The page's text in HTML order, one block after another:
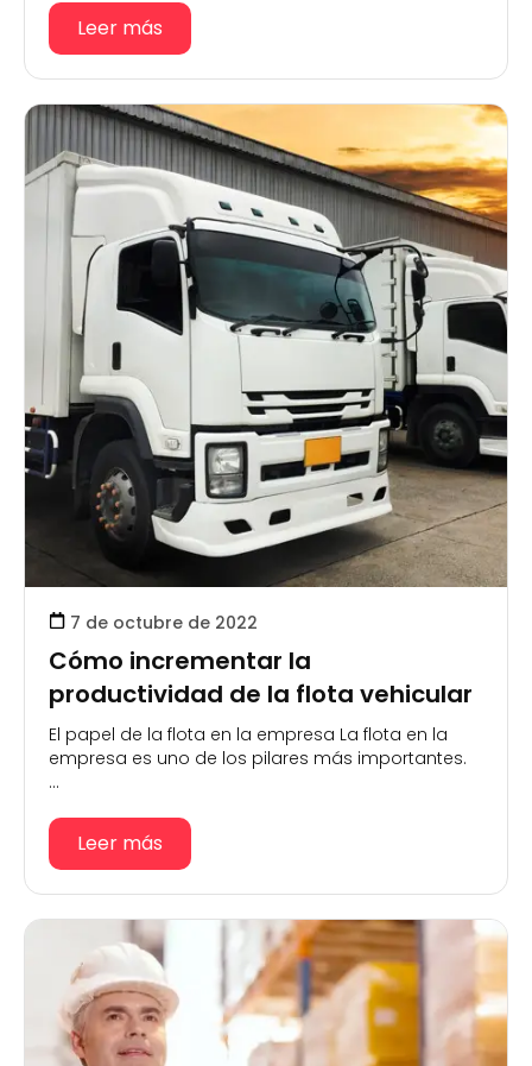
Leer más
7 de octubre de 2022
Cómo incrementar la
productividad de la flota vehicular
El papel de la flota en la empresa La flota en la
empresa es uno de los pilares más importantes.
...
Leer más